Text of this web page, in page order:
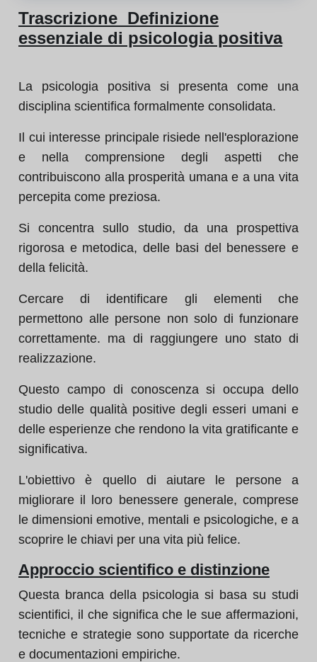
Trascrizione Definizione
essenziale di psicologia positiva
La psicologia positiva si presenta come una
disciplina scientifica formalmente consolidata.
Il cui interesse principale risiede nell'esplorazione
e nella comprensione degli aspetti che
contribuiscono alla prosperità umana e a una vita
percepita come preziosa.
Si concentra sullo studio, da una prospettiva
rigorosa e metodica, delle basi del benessere e
della felicità.
Cercare di identificare gli elementi che
permettono alle persone non solo di funzionare
correttamente. ma di raggiungere uno stato di
realizzazione.
Questo campo di conoscenza si occupa dello
studio delle qualità positive degli esseri umani e
delle esperienze che rendono la vita gratificante e
significativa.
L'obiettivo è quello di aiutare le persone a
migliorare il loro benessere generale, comprese
le dimensioni emotive, mentali e psicologiche, e a
scoprire le chiavi per una vita più felice.
Approccio scientifico e distinzione
Questa branca della psicologia si basa su studi
scientifici, il che significa che le sue affermazioni,
tecniche e strategie sono supportate da ricerche
e documentazioni empiriche.